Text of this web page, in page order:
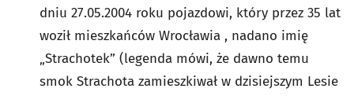
dniu 27.05.2004 roku pojazdowi, który przez 35 lat
woził mieszkańców Wrocławia , nadano imię
„Strachotek” (legenda mówi, że dawno temu
smok Strachota zamieszkiwał w dzisiejszym Lesie